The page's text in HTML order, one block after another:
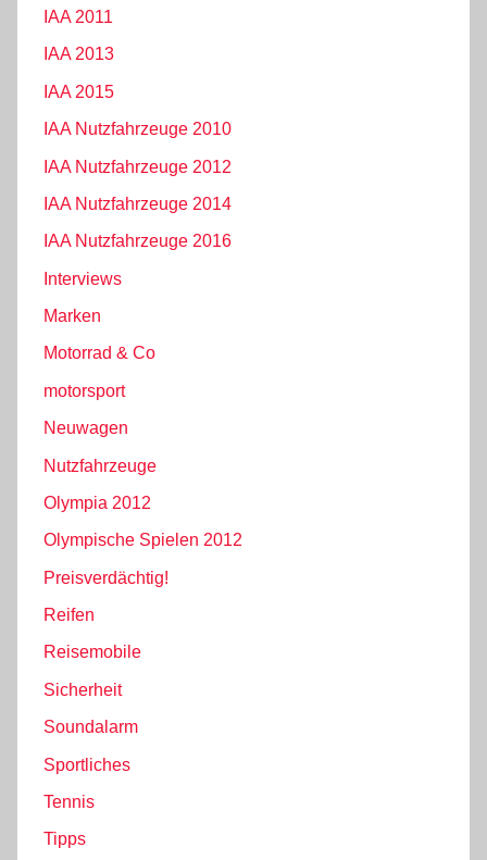
IAA 2011
IAA 2013
IAA 2015
IAA Nutzfahrzeuge 2010
IAA Nutzfahrzeuge 2012
IAA Nutzfahrzeuge 2014
IAA Nutzfahrzeuge 2016
Interviews
Marken
Motorrad & Co
motorsport
Neuwagen
Nutzfahrzeuge
Olympia 2012
Olympische Spielen 2012
Preisverdächtig!
Reifen
Reisemobile
Sicherheit
Soundalarm
Sportliches
Tennis
Tipps